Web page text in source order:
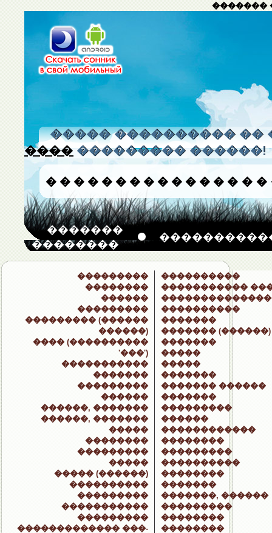
�������
����� ���������� ��
���� ��������� ������!
� � � � � � � � � � � � � � � �
�������
��������
���������
��������
������
���������
��������� (������
������)
���� (����������
'���')
�����������
�������
���������
������
������, �������
������, �������
�����
��������
���������
�����
����� (������)
����������
���������
�����������
���������
������������� ���-
����������
�����������
����������
�������
������� (������)
�������
�����
�����
�������
������� ������
�������
���������
������
������������
��������
���������
����������
��������
�������
�������, ������
���������
��������
��������